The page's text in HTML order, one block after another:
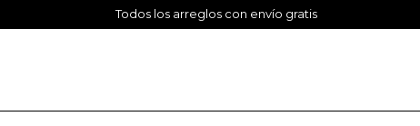
Todos los arreglos con envío gratis